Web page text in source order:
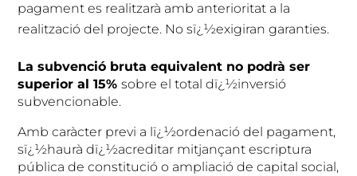
pagament es realitzarà amb anterioritat a la
realització del projecte. No sï¿½exigiran garanties.
La subvenció bruta equivalent no podrà ser
superior al 15%sobre el total dï¿½inversió
subvencionable.
Amb caràcter previ a lï¿½ordenació del pagament,
sï¿½haurà dï¿½acreditar mitjançant escriptura
pública de constitució o ampliació de capital social,